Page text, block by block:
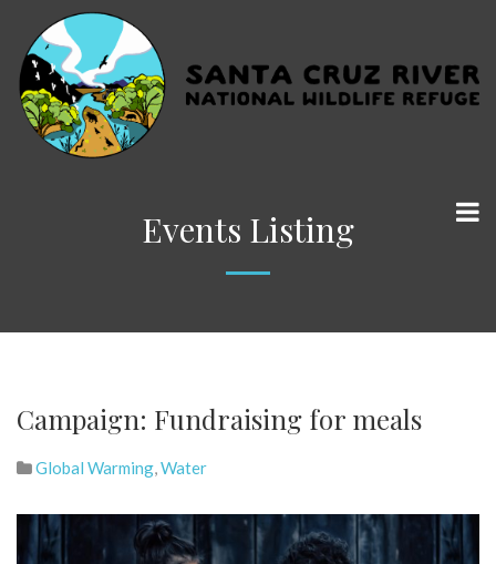
Events Listing
Campaign: Fundraising for meals
Global Warming,Water